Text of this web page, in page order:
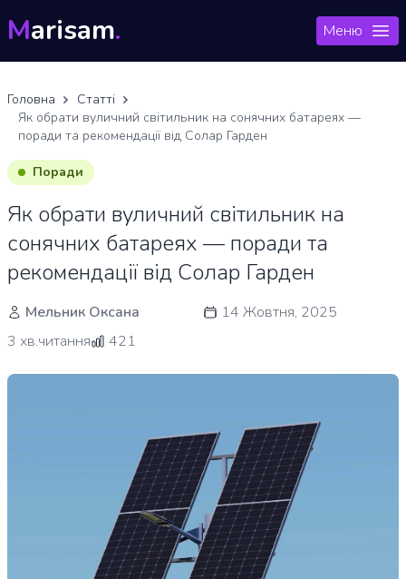
Marisam. Меню
Головна
Статті
Як обрати вуличний світильник на сонячних батареях —
поради та рекомендації від Солар Гарден
Поради
Як обрати вуличний світильник на
сонячних батареях — поради та
рекомендації від Солар Гарден
Мельник Оксана
14 Жовтня, 2025
3 хв.читання
421